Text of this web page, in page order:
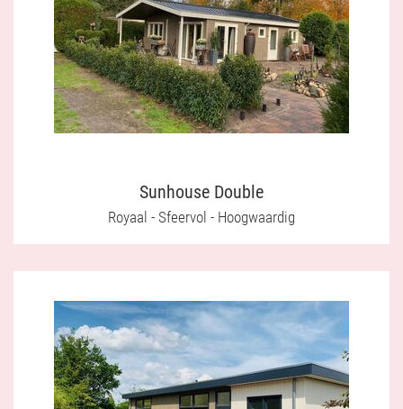
Sunhouse Double
Royaal - Sfeervol - Hoogwaardig